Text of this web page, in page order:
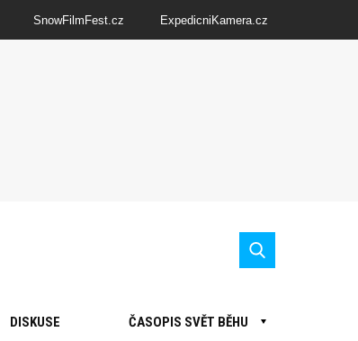
SnowFilmFest.cz ExpedicniKamera.cz
DISKUSE ČASOPIS SVĚT BĚHU